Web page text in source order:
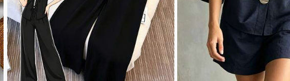
4.84
650K ผู้ติดตาม